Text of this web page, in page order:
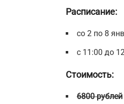
Расписание:
со 2 по 8
с 11:00 до
Стоимость:
6800 рублей